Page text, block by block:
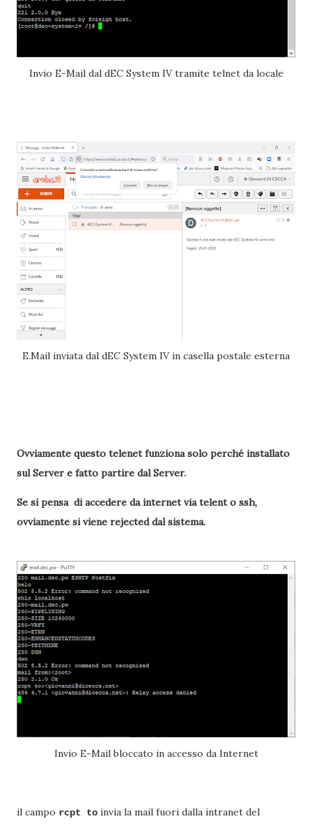
Invio E-Mail dal dEC System IV tramite telnet da locale
E.Mail inviata dal dEC System IV in casella postale esterna
Ovviamente questo telenet funziona solo perché installato
sul Server e fatto partire dal Server.
Se si pensa di accedere da internet via telent o ssh,
ovviamente si viene rejected dal sistema.
Invio E-Mail bloccato in accesso da Internet
il campo rcpt to invia la mail fuori dalla intranet del